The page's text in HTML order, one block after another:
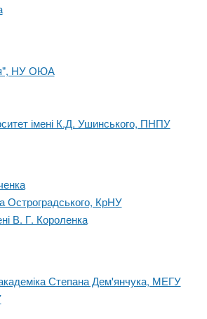
НУ ОЮА
імені К.Д. Ушинського, ПНПУ
Остроградського, КрНУ
В. Г. Короленка
академіка Степана Дем'янчука, МЕГУ